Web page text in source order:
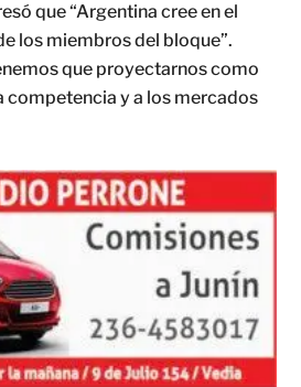
que “Argentina cree en el
los miembros del bloque”.
que proyectarnos como
competencia y a los mercados